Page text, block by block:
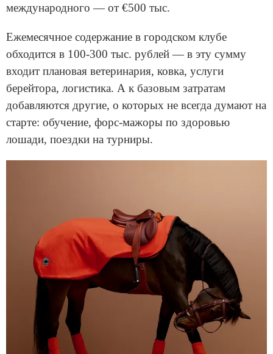
международного — от €500 тыс.
Ежемесячное содержание в городском клубе
обходится в 100-300 тыс. рублей — в эту сумму
входит плановая ветеринария, ковка, услуги
берейтора, логистика. А к базовым затратам
добавляются другие, о которых не всегда думают на
старте: обучение, форс-мажоры по здоровью
лошади, поездки на турниры.